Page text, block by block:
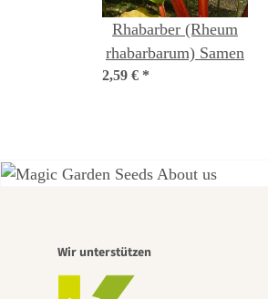
Rhabarber (Rheum
rhabarbarum) Samen
2,59 € *
Wir unterstützen